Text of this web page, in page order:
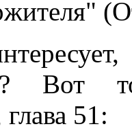
Вот
51: